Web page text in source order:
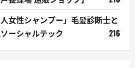
女性シャンプー」毛髪診断士と
ーシャルテック
216